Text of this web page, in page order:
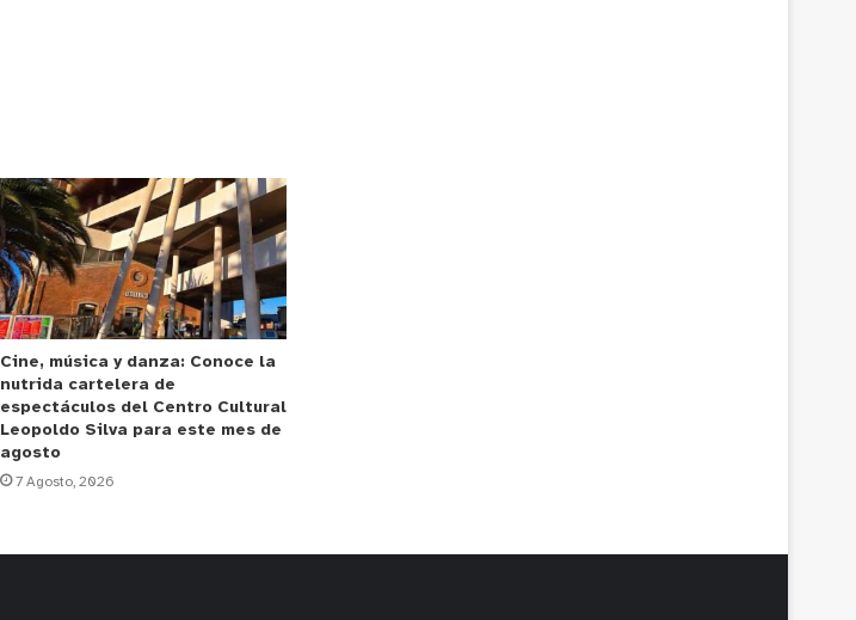
Cine, música y danza: Conoce la
nutrida cartelera de
espectáculos del Centro Cultural
Leopoldo Silva para este mes de
agosto
7 Agosto, 2026